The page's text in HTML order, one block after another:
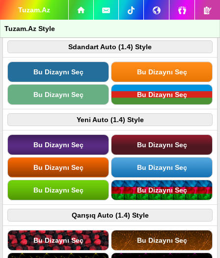
Tuzam.Az
Tuzam.Az Style
Sdandart Auto (1.4) Style
Bu Dizaynı Seç Bu Dizaynı Seç
Bu Dizaynı Seç Bu Dizaynı Seç
Yeni Auto (1.4) Style
Bu Dizaynı Seç Bu Dizaynı Seç
Bu Dizaynı Seç Bu Dizaynı Seç
Bu Dizaynı Seç Bu Dizaynı Seç
Qarışıq Auto (1.4) Style
Bu Dizaynı Seç Bu Dizaynı Seç